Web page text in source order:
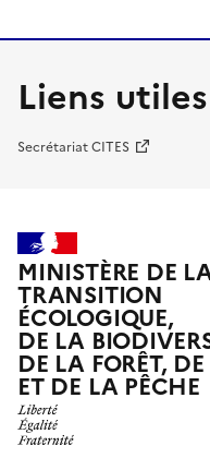
Liens utiles
Secrétariat CITES
MINISTÈRE DE
TRANSITION
ÉCOLOGIQUE,
DE LA
DE LA FORÊT,
ET DE LA PÊCHE